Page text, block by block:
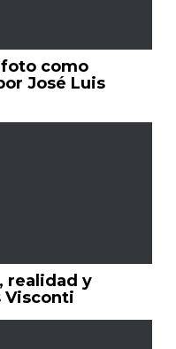
como
José Luis
realidad y
Visconti